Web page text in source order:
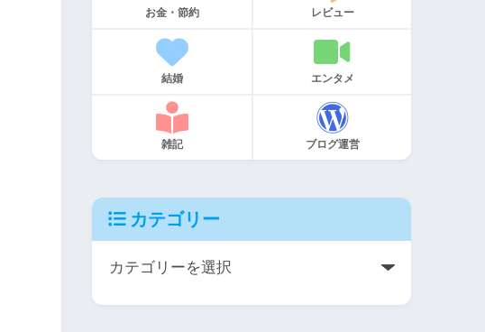
お金・節約 レビュー
結婚 エンタメ
雑記 ブログ運営
カテゴリー